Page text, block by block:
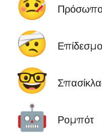
🤒 Πρόσωπο
🤕
🤓
🤖 Ρομπότ